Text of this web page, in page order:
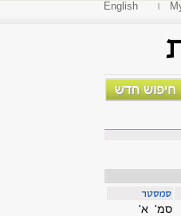
English
סמ' א'